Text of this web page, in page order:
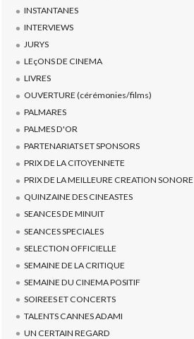
INSTANTANES
INTERVIEWS
JURYS
LEçONS DE CINEMA
LIVRES
OUVERTURE (cérémonies/films)
PALMARES
PALMES D'OR
PARTENARIATS ET SPONSORS
PRIX DE LA CITOYENNETE
PRIX DE LA MEILLEURE CREATION SONORE
QUINZAINE DES CINEASTES
SEANCES DE MINUIT
SEANCES SPECIALES
SELECTION OFFICIELLE
SEMAINE DE LA CRITIQUE
SEMAINE DU CINEMA POSITIF
SOIREES ET CONCERTS
TALENTS CANNES ADAMI
UN CERTAIN REGARD